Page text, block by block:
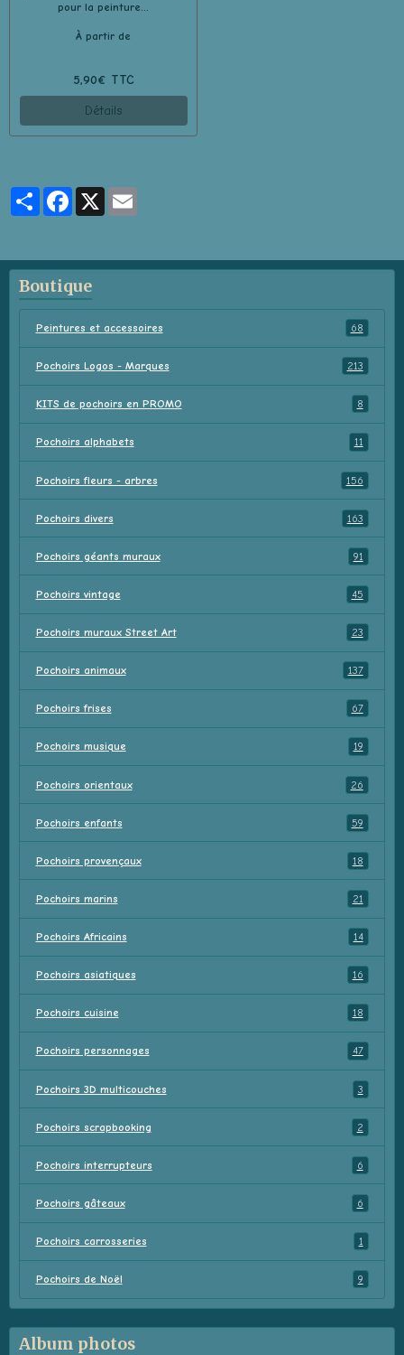
pour la peinture...
À partir de
5,90€ TTC
Détails
PartagerFacebook
Boutique
Peintures et accessoires 68
Pochoirs Logos - Marques 213
KITS de pochoirs en PROMO 8
Pochoirs alphabets 11
Pochoirs fleurs - arbres 156
Pochoirs divers 163
Pochoirs géants muraux 91
Pochoirs vintage 45
Pochoirs muraux Street Art 23
Pochoirs animaux 137
Pochoirs frises 67
Pochoirs musique 19
Pochoirs orientaux 26
Pochoirs enfants 59
Pochoirs provençaux 18
Pochoirs marins 21
Pochoirs Africains 14
Pochoirs asiatiques 16
Pochoirs cuisine 18
Pochoirs personnages 47
Pochoirs 3D multicouches 3
Pochoirs scrapbooking 2
Pochoirs interrupteurs 6
Pochoirs gâteaux 6
Pochoirs carrosseries 1
Pochoirs de Noël 9
Album photos